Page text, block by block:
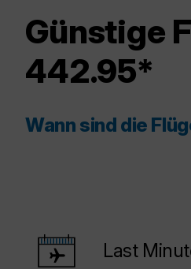
Günstige
442.95*
Wann sind die
Last